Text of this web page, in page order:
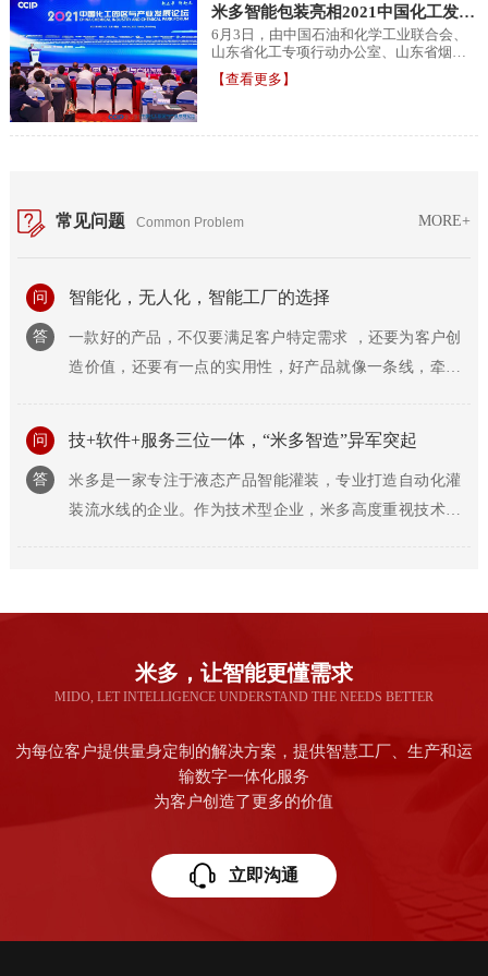
米多智能包装亮相2021中国化工发展
论坛
6月3日，由中国石油和化学工业联合会、
山东省化工专项行动办公室、山东省烟台
市人民政府、中国化工经济技术发展中心
联合主办的...
【查看更多】
常见问题 Common Problem MORE+
问 智能化，无人化，智能工厂的选择
答
一款好的产品，不仅要满足客户特定需求 ，还要为客户创
造价值，还要有一点的实用性，好产品就像一条线，牵住
问 技+软件+服务三位一体，“米多智造”异军突起
答
米多是一家专注于液态产品智能灌装，专业打造自动化灌
装流水线的企业。作为技术型企业，米多高度重视技术研
米多，让智能更懂需求
MIDO, LET INTELLIGENCE UNDERSTAND THE NEEDS BETTER
为每位客户提供量身定制的解决方案，提供智慧工厂、生产和运
输数字一体化服务
为客户创造了更多的价值
立即沟通